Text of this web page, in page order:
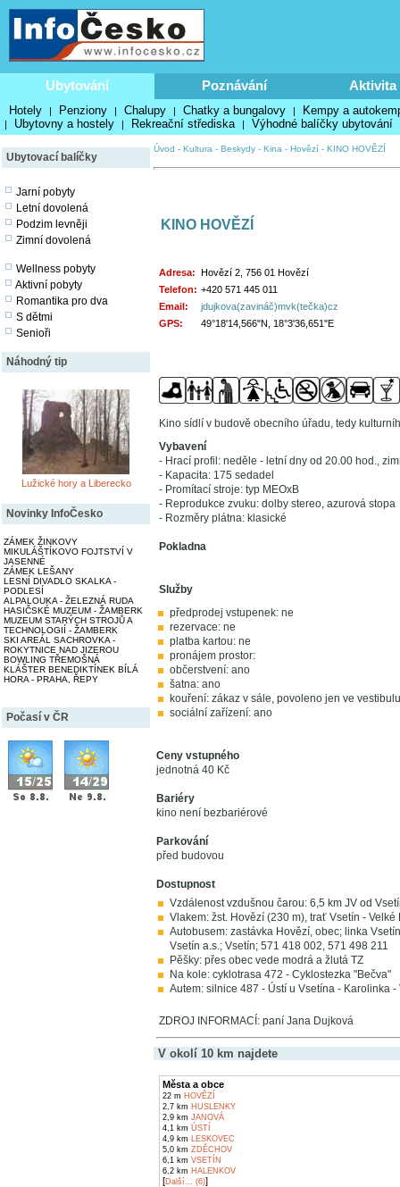
Ubytování Poznávání Aktivita
Hotely | Penziony | Chalupy | Chatky a bungalovy | Kempy a
| Ubytovny a hostely | Rekreační střediska | Výhodné balíčky ubytování
Ubytovací balíčky
Jarní pobyty
Letní dovolená
Podzim levněji
Zimní dovolená
Wellness pobyty
Aktivní pobyty
Romantika pro dva
S dětmi
Senioři
Náhodný tip
Lužické hory a Liberecko
Novinky InfoČesko
ZÁMEK ŽINKOVY
MIKULÁŠTÍKOVO FOJTSTVÍ V
JASENNÉ
ZÁMEK LEŠANY
LESNÍ DIVADLO SKALKA -
PODLESÍ
ALPALOUKA - ŽELEZNÁ RUDA
HASIČSKÉ MUZEUM - ŽAMBERK
MUZEUM STARÝCH STROJŮ A
TECHNOLOGIÍ - ŽAMBERK
SKI AREÁL SACHROVKA -
ROKYTNICE NAD JIZEROU
BOWLING TŘEMOŠNÁ
KLÁŠTER BENEDIKTÍNEK BÍLÁ
HORA - PRAHA, ŘEPY
Počasí v ČR
Úvod - Kultura - Beskydy - Kina - Hovězí - KINO HOVĚZÍ
KINO HOVĚZÍ
Adresa: Hovězí 2, 756 01 Hovězí
Telefon: +420 571 445 011
Email:
jdujkova(zavináč)mvk(tečka)cz
GPS:
49°18'14,566"N, 18°3'36,651"E
Kino sídlí v budově obecního úřadu, tedy
Vybavení
- Hrací profil: neděle - letní dny od 20.00 hod.,
- Kapacita: 175 sedadel
- Promítací stroje: typ MEOxB
- Reprodukce zvuku: dolby stereo, azurová stopa
- Rozměry plátna: klasické
Pokladna
Služby
předprodej vstupenek: ne
rezervace: ne
platba kartou: ne
pronájem prostor:
občerstvení: ano
šatna: ano
kouření: zákaz v sále, povoleno jen ve vestibulu
sociální zařízení: ano
Ceny vstupného
jednotná 40 Kč
Bariéry
kino není bezbariérové
Parkování
před budovou
Dostupnost
Vzdálenost vzdušnou čarou: 6,5 km JV od
Vlakem: žst. Hovězí (230 m), trať Vsetín - Velké
Autobusem: zastávka Hovězí, obec; linka
Vsetín a.s.; Vsetín; 571 418 002, 571 498 211
Pěšky: přes obec vede modrá a žlutá TZ
Na kole: cyklotrasa 472 - Cyklostezka "Bečva"
Autem: silnice 487 - Ústí u Vsetína - Karolinka
ZDROJ INFORMACÍ: paní Jana Dujková
V okolí 10 km najdete
Města a obce
22 m HOVĚZÍ
2,7 km HUSLENKY
2,9 km JANOVÁ
4,1 km ÚSTÍ
4,9 km LESKOVEC
5,0 km ZDĚCHOV
6,1 km VSETÍN
6,2 km HALENKOV
[Další... (6)]